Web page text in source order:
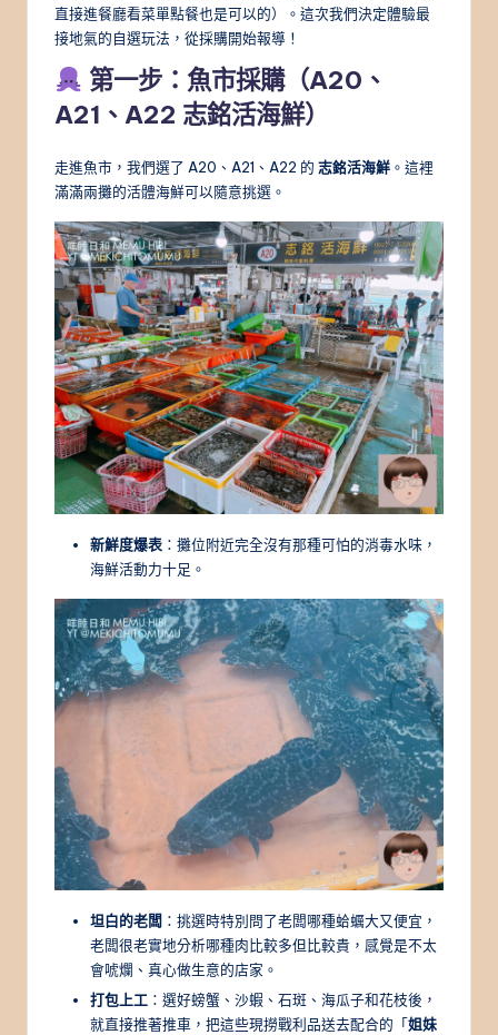
直接進餐廳看菜單點餐也是可以的）。這次我們決定體驗最
接地氣的自選玩法，從採購開始報導！
第一步：魚市採購（A20、
A21、A22 志銘活海鮮）
走進魚市，我們選了 A20、A21、A22 的 志銘活海鮮 。這裡
滿滿兩攤的活體海鮮可以隨意挑選。
新鮮度爆表 ：攤位附近完全沒有那種可怕的消毒水味，
海鮮活動力十足。
坦白的老闆 ：挑選時特別問了老闆哪種蛤蠣大又便宜，
老闆很老實地分析哪種肉比較多但比較貴，感覺是不太
會唬爛、真心做生意的店家。
打包上工 ：選好螃蟹、沙蝦、石斑、海瓜子和花枝後，
就直接推著推車，把這些現撈戰利品送去配合的「姐妹